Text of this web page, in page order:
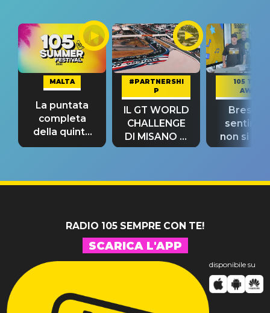
MALTA
La puntata
completa
della quinta
tappa
#PARTNERSHI
P
IL GT WORLD
CHALLENGE
DI MISANO si
riconferma
105 TAKE
AWAY
Bresh:
non si
fino alla
RADIO 105 SEMPRE CON TE!
SCARICA L'APP
disponibile su